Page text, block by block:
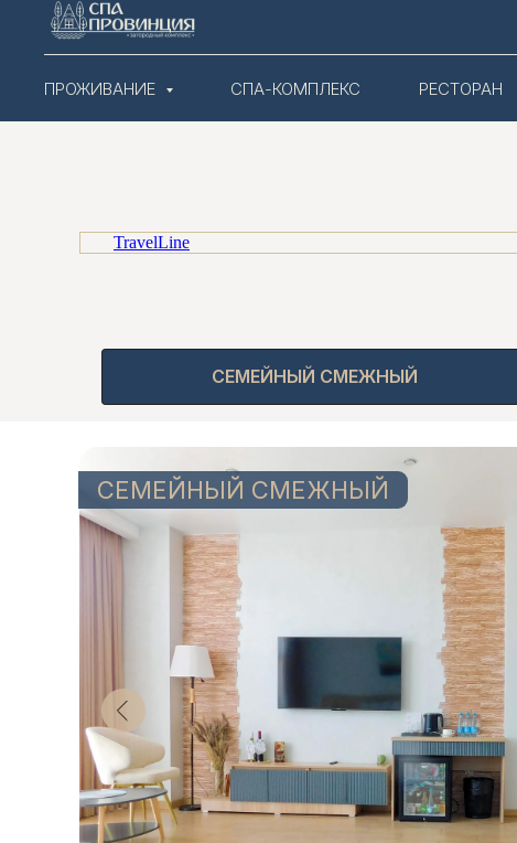
ПРОЖИВАНИЕ СПА-КОМПЛЕКС РЕСТОРАН
TravelLine
СЕМЕЙНЫЙ СМЕЖНЫЙ
СЕМЕЙНЫЙ СМЕЖНЫЙ